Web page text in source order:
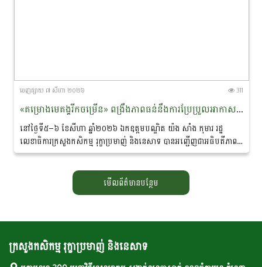
ចេញ​ផ្សាយ​ ៧ សីហា ២០២៦ 311
«គម្រោងមេគង្គរីកចម្រើន» ពង្រឹងភាពធន់នឹងការប្រែប្រួល​អាកាស​​ធាតុ និងលើកកម្ពស់ជីវភាពសហគមន៍ជនជាតិភាគតិច នៅខេត្តរតនគិរី និងមណ្ឌលគិរី
នៅថ្ងៃទី៥–៦ ខែសីហា ឆ្នាំ២០២៦ ឯកឧត្ដមបណ្ឌិត យ៉ង សាំង កុមារ រដ្ឋ
លេខាធិការក្រសួងកសិកម្ម រុក្ខាប្រមាញ់ និងនេសាទ បាន​អញ្ជើញជាអធិបតីភាពដ៏
ខ្ពង់ខ្ពស់ក្នុង «សិក្ខាសាលាឆ្លុះ​បញ្ចាំង​ការ​សហការគ្នារវាងមន្ត្រីកសិកម្មឃុំ...
មើលព័ត៌មានបន្ថែម
ក្រសួងកសិកម្ម រុក្ខាប្រមាញ់ និងនេសាទ